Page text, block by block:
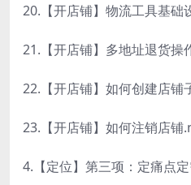
20.【开店铺】物流工具基础
21.【开店铺】多地址退货操
22.【开店铺】如何创建店铺
23.【开店铺】如何注销店铺
4.【定位】第三项：定痛点